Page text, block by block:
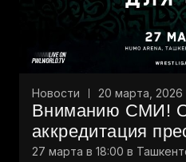
Новости 20 марта, 2026
Вниманию СМИ!
аккредитация
27 марта в 18:00 в